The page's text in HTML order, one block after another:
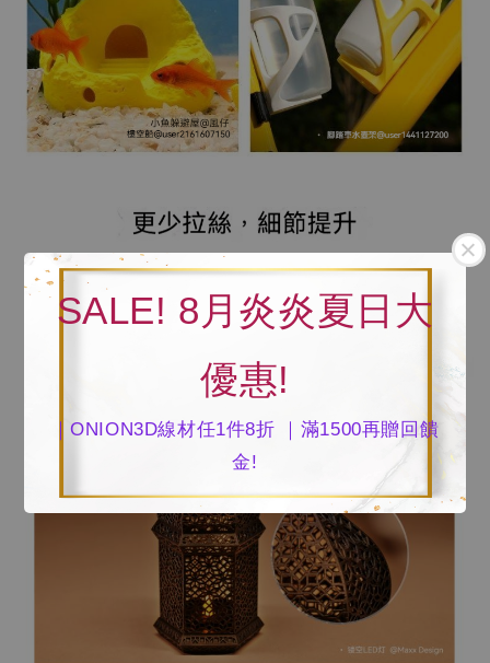
SALE! 8月炎炎夏日大
優惠!
｜ONION3D線材任1件8折 ｜滿1500再贈回饋
金!